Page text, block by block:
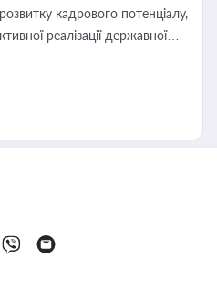
кадрового потенціалу,
реалізації державної